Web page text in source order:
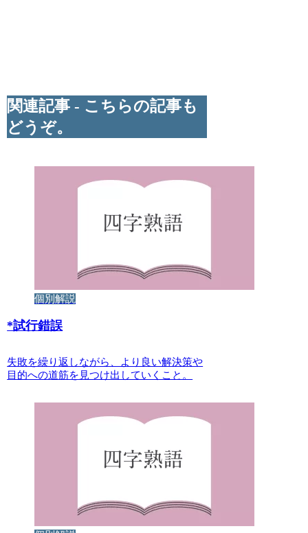
関連記事 - こちらの記事も
どうぞ。
個別解説
*試行錯誤
失敗を繰り返しながら、より良い解決策や
目的への道筋を見つけ出していくこと。